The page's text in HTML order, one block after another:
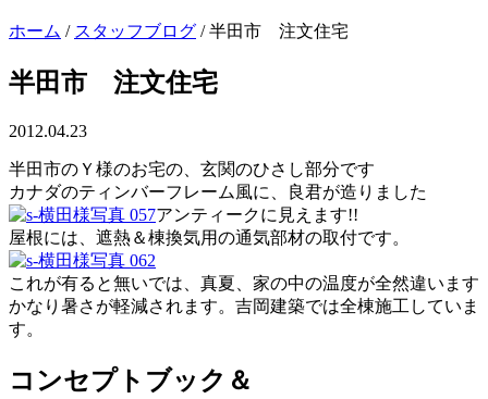
ホーム / スタッフブログ /半田市 注文住宅
半田市 注文住宅
2012.04.23
半田市のＹ様のお宅の、玄関のひさし部分です
カナダのティンバーフレーム風に、良君が造りました
アンティークに見えます!!
屋根には、遮熱＆棟換気用の通気部材の取付です。
これが有ると無いでは、真夏、家の中の温度が全然違います
かなり暑さが軽減されます。吉岡建築では全棟施工していま
す。
コンセプトブック＆